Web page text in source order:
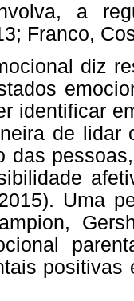
a
Franco,
diz
identificar
de lidar
das
Uma